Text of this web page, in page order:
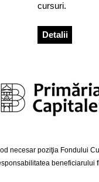
cursuri.
Detalii
necesar poziţia Fondului
beneficiarului